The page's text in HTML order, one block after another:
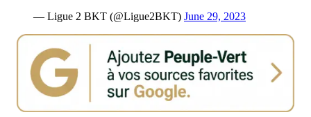
— Ligue 2 BKT (@Ligue2BKT) June 29, 2023